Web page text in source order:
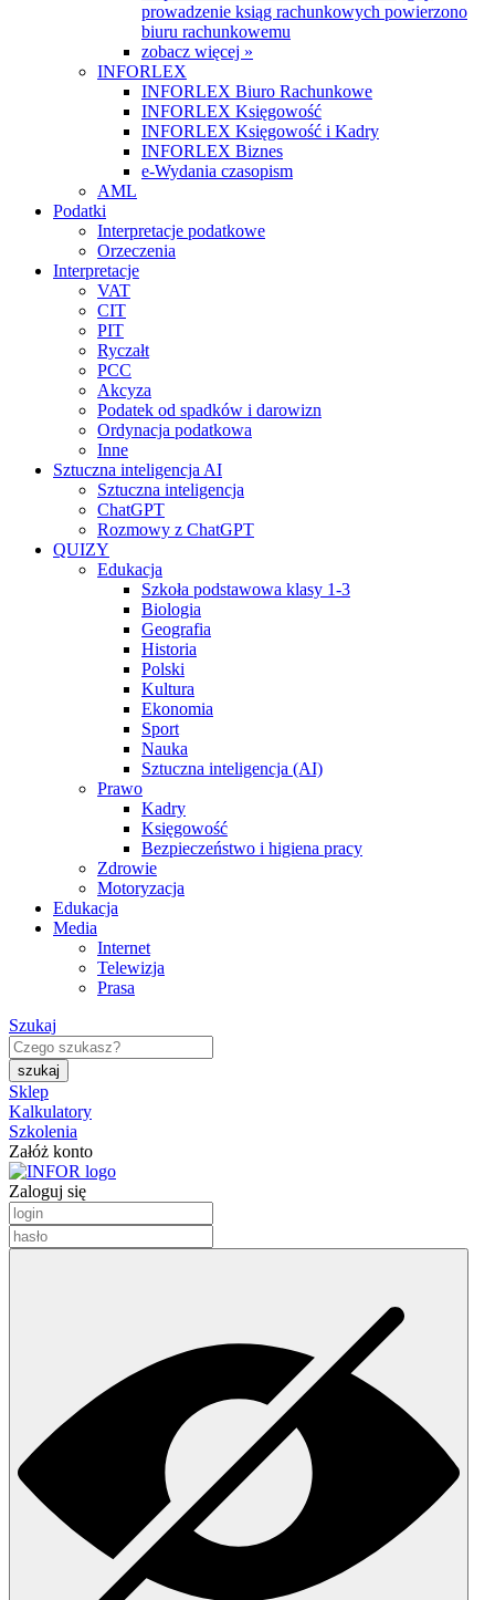
prowadzenie ksiąg rachunkowych powierzono
biuru rachunkowemu
zobacz więcej »
INFORLEX
INFORLEX Biuro Rachunkowe
INFORLEX Księgowość
INFORLEX Księgowość i Kadry
INFORLEX Biznes
e-Wydania czasopism
AML
Podatki
Interpretacje podatkowe
Orzeczenia
Interpretacje
VAT
CIT
PIT
Ryczałt
PCC
Akcyza
Podatek od spadków i darowizn
Ordynacja podatkowa
Inne
Sztuczna inteligencja AI
Sztuczna inteligencja
ChatGPT
Rozmowy z ChatGPT
QUIZY
Edukacja
Szkoła podstawowa klasy 1-3
Biologia
Geografia
Historia
Polski
Kultura
Ekonomia
Sport
Nauka
Sztuczna inteligencja (AI)
Prawo
Kadry
Księgowość
Bezpieczeństwo i higiena pracy
Zdrowie
Motoryzacja
Edukacja
Media
Internet
Telewizja
Prasa
Szukaj
Sklep
Kalkulatory
Szkolenia
Załóż konto
Zaloguj się